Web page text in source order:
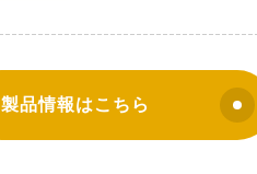
製品情報はこちら